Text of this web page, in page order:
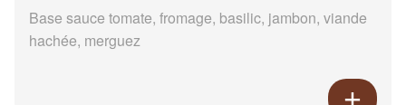
Base sauce tomate, fromage, basilic, jambon, viande
hachée, merguez